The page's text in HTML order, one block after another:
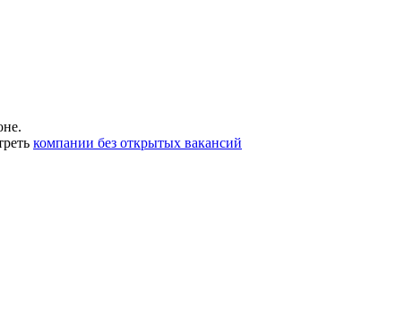
компании без открытых вакансий